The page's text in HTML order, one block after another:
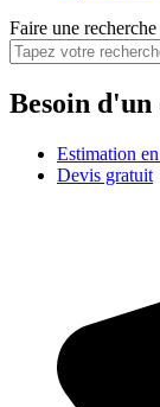
Faire une
Besoin d'un
Estimation
Devis gratuit